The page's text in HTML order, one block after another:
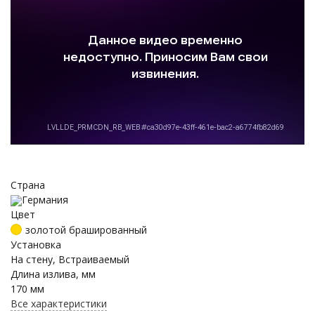
Страна
Германия
Цвет
золотой брашированный
Установка
На стену, Встраиваемый
Длина излива, мм
170 мм
Все характеристики